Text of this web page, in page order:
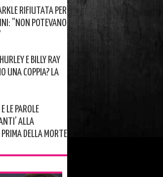
RIFIUTATA PER
”NON POTEVANO
E BILLY RAY
UNA COPPIA? LA
LE PAROLE
ALLA
DELLA MORTE